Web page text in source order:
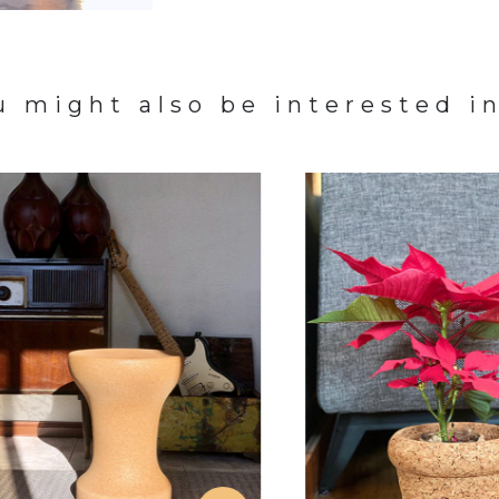
might also be interested